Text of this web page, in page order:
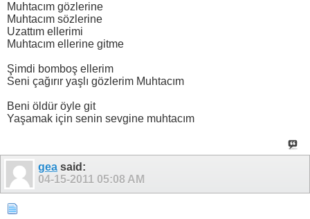
Muhtacım gözlerine
Muhtacım sözlerine
Uzattım ellerimi
Muhtacım ellerine gitme
Şimdi bomboş ellerim
Seni çağırır yaşlı gözlerim Muhtacım
Beni öldür öyle git
Yaşamak için senin sevgine muhtacım
gea said:
04-15-2011 05:08 AM